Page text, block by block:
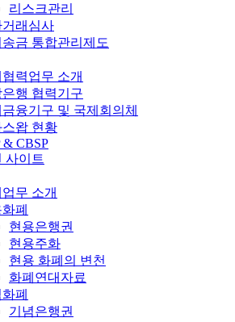
리스크관리
거래심사
금 통합관리제도
력업무 소개
은행 협력기구
융기구 및 국제회의체
스왑 현황
& CBSP
사이트
무 소개
폐
현용은행권
현용주화
현용 화폐의 변천
화폐연대자료
폐
기념은행권